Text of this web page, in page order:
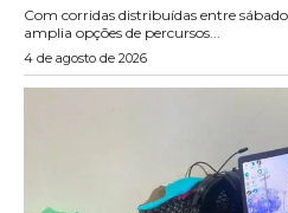
Com corridas distribuídas entre
amplia opções de percursos...
4 de agosto de 2026